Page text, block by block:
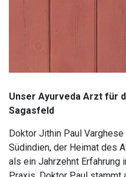
Unser Ayurveda Arzt für
Sagasfeld
Doktor Jithin Paul
Südindien, der Heimat des
als ein Jahrzehnt Erfahrung